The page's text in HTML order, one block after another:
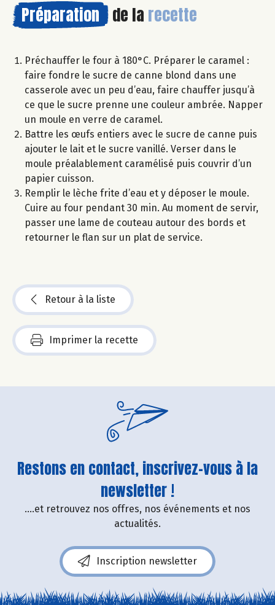
Préparation de la recette
Préchauffer le four à 180°C. Préparer le caramel :
faire fondre le sucre de canne blond dans une
casserole avec un peu d’eau, faire chauffer jusqu’à
ce que le sucre prenne une couleur ambrée. Napper
un moule en verre de caramel.
Battre les œufs entiers avec le sucre de canne puis
ajouter le lait et le sucre vanillé. Verser dans le
moule préalablement caramélisé puis couvrir d’un
papier cuisson.
Remplir le lèche frite d’eau et y déposer le moule.
Cuire au four pendant 30 min. Au moment de servir,
passer une lame de couteau autour des bords et
retourner le flan sur un plat de service.
Retour à la liste
Imprimer la recette
Restons en contact, inscrivez-vous à la
newsletter !
....et retrouvez nos offres, nos événements et nos
actualités.
Inscription newsletter